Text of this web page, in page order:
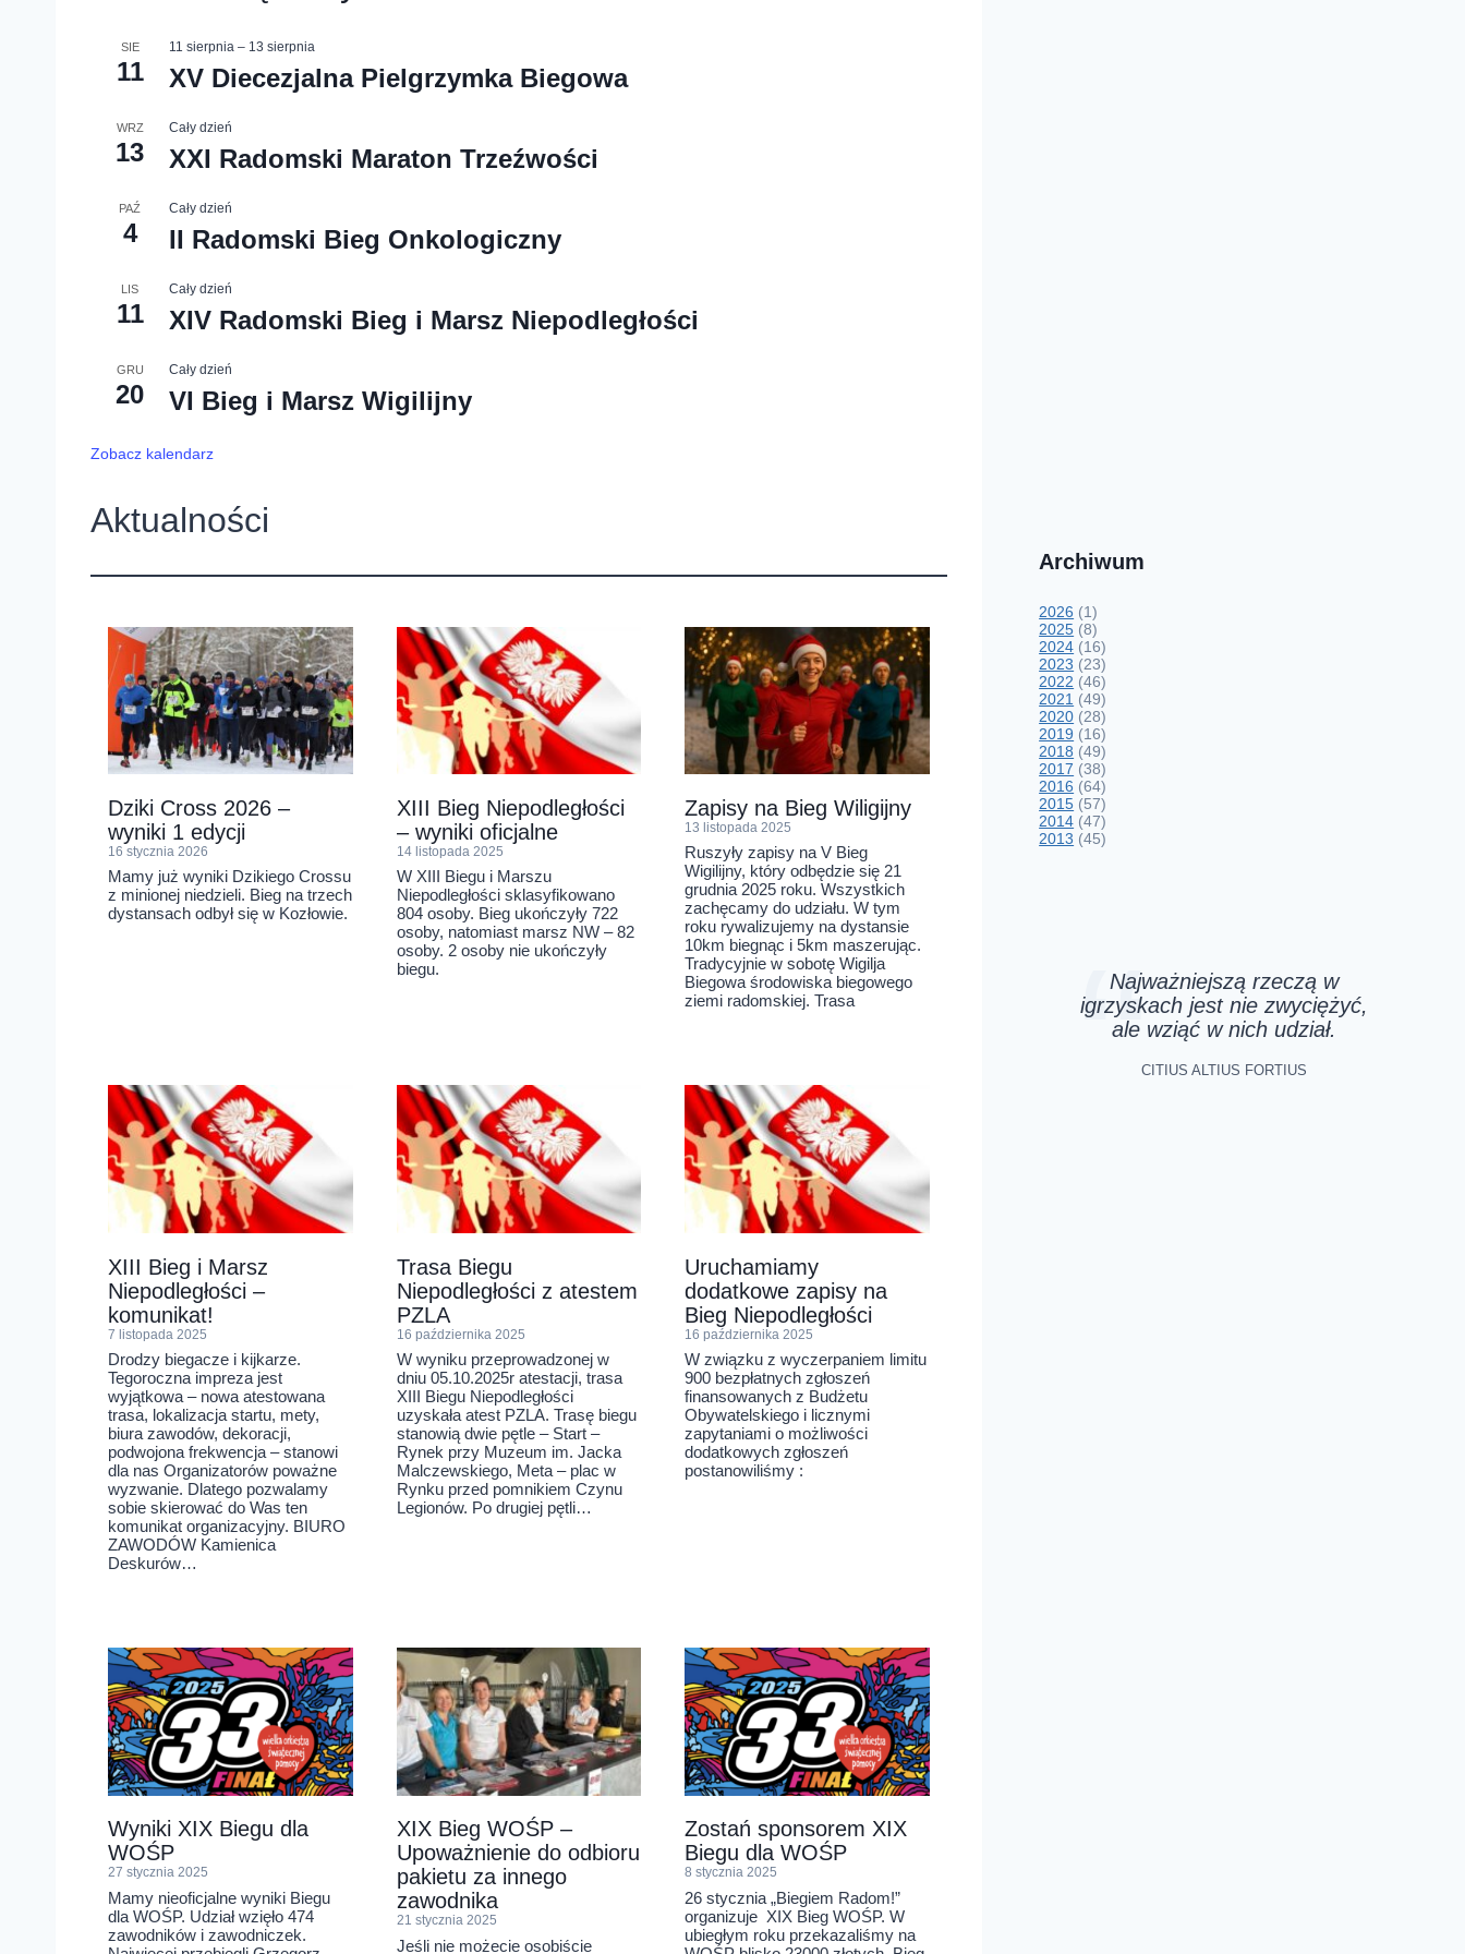
SIE
11
11 sierpnia – 13 sierpnia
XV Diecezjalna Pielgrzymka Biegowa
WRZ
13
Cały dzień
XXI Radomski Maraton Trzeźwości
PAŹ
4
Cały dzień
II Radomski Bieg Onkologiczny
LIS
11
Cały dzień
XIV Radomski Bieg i Marsz Niepodległości
GRU
20
Cały dzień
VI Bieg i Marsz Wigilijny
Zobacz kalendarz
Aktualności
Dziki Cross 2026 –
wyniki 1 edycji
16 stycznia 2026
Mamy już wyniki Dzikiego Crossu
z minionej niedzieli. Bieg na trzech
dystansach odbył się w Kozłowie.
XIII Bieg Niepodległości
– wyniki oficjalne
14 listopada 2025
W XIII Biegu i Marszu
Niepodległości sklasyfikowano
804 osoby. Bieg ukończyły 722
osoby, natomiast marsz NW – 82
osoby. 2 osoby nie ukończyły
biegu.
Zapisy na Bieg Wiligijny
13 listopada 2025
Ruszyły zapisy na V Bieg
Wigilijny, który odbędzie się 21
grudnia 2025 roku. Wszystkich
zachęcamy do udziału. W tym
roku rywalizujemy na dystansie
10km biegnąc i 5km maszerując.
Tradycyjnie w sobotę Wigilja
Biegowa środowiska biegowego
ziemi radomskiej. Trasa
XIII Bieg i Marsz
Niepodległości –
komunikat!
7 listopada 2025
Drodzy biegacze i kijkarze.
Tegoroczna impreza jest
wyjątkowa – nowa atestowana
trasa, lokalizacja startu, mety,
biura zawodów, dekoracji,
podwojona frekwencja – stanowi
dla nas Organizatorów poważne
wyzwanie. Dlatego pozwalamy
sobie skierować do Was ten
komunikat organizacyjny. BIURO
ZAWODÓW Kamienica
Deskurów…
Trasa Biegu
Niepodległości z atestem
PZLA
16 października 2025
W wyniku przeprowadzonej w
dniu 05.10.2025r atestacji, trasa
XIII Biegu Niepodległości
uzyskała atest PZLA. Trasę biegu
stanowią dwie pętle – Start –
Rynek przy Muzeum im. Jacka
Malczewskiego, Meta – plac w
Rynku przed pomnikiem Czynu
Legionów. Po drugiej pętli…
Uruchamiamy
dodatkowe zapisy na
Bieg Niepodległości
16 października 2025
W związku z wyczerpaniem limitu
900 bezpłatnych zgłoszeń
finansowanych z Budżetu
Obywatelskiego i licznymi
zapytaniami o możliwości
dodatkowych zgłoszeń
postanowiliśmy :
Wyniki XIX Biegu dla
WOŚP
27 stycznia 2025
Mamy nieoficjalne wyniki Biegu
dla WOŚP. Udział wzięło 474
zawodników i zawodniczek.
XIX Bieg WOŚP –
Upoważnienie do odbioru
pakietu za innego
zawodnika
21 stycznia 2025
Jeśli nie możecie osobiście
Zostań sponsorem XIX
Biegu dla WOŚP
8 stycznia 2025
26 stycznia „Biegiem Radom!”
organizuje XIX Bieg WOŚP. W
ubiegłym roku przekazaliśmy na
Archiwum
2026 (1)
2025 (8)
2024 (16)
2023 (23)
2022 (46)
2021 (49)
2020 (28)
2019 (16)
2018 (49)
2017 (38)
2016 (64)
2015 (57)
2014 (47)
2013 (45)
Najważniejszą rzeczą w
igrzyskach jest nie zwyciężyć,
ale wziąć w nich udział.
CITIUS ALTIUS FORTIUS